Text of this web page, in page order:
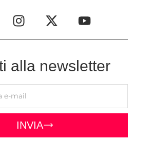
alla newsletter
INVIA